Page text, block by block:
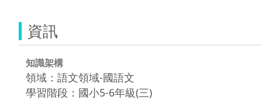
資訊
知識架構
領域：語文領域-國語文
學習階段：國小5-6年級(三)